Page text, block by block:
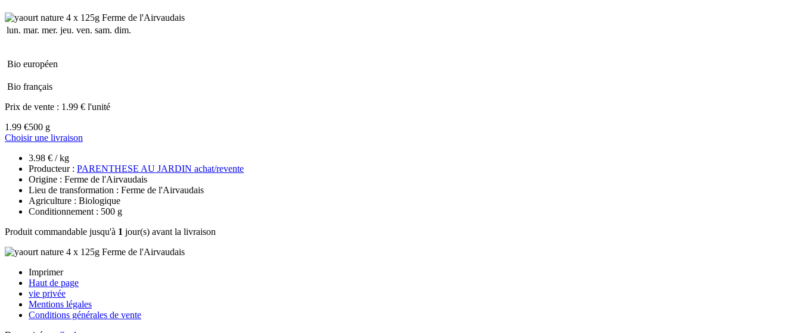
lun. mar. mer. jeu. ven. sam. dim.
Bio européen
Bio français
Prix de vente : 1.99 € l'unité
1.99 €500 g
Choisir une livraison
3.98 € / kg
Producteur : PARENTHESE AU JARDIN achat/revente
Origine : Ferme de l'Airvaudais
Lieu de transformation : Ferme de l'Airvaudais
Agriculture : Biologique
Conditionnement : 500 g
Produit commandable jusqu'à 1 jour(s) avant la livraison
Imprimer
Haut de page
vie privée
Mentions légales
Conditions générales de vente